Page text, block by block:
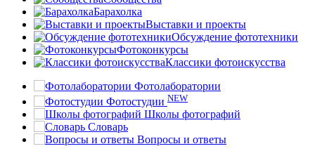
Барахолка
Выставки и проекты
Обсуждение фототехники
Фотоконкурсы
Классики фотоискусства
Фотолаборатории
Фотостудии NEW
Школы фотографий
Словарь
Вопросы и ответы